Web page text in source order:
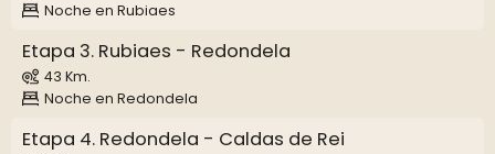
Noche en Rubiaes
Etapa 3. Rubiaes - Redondela
43 Km.
Noche en Redondela
Etapa 4. Redondela - Caldas de Rei